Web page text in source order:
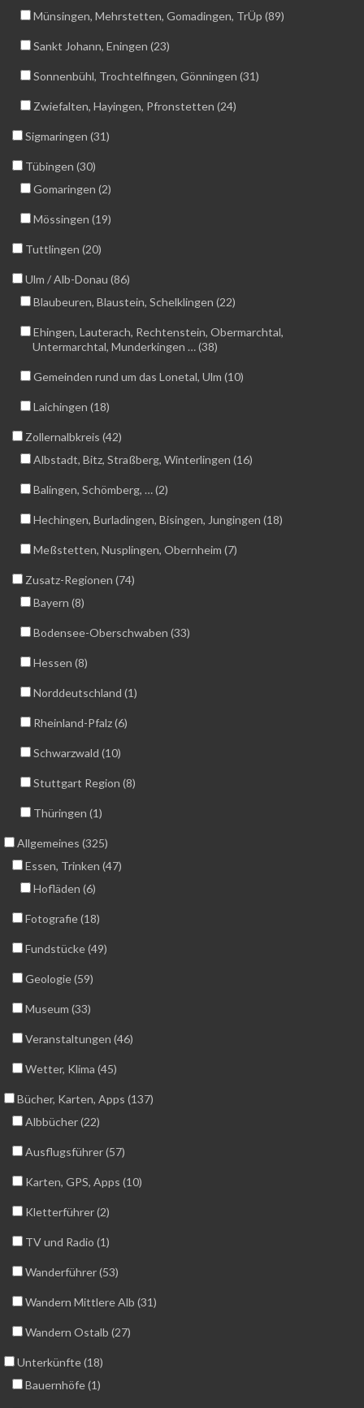
Münsingen, Mehrstetten, Gomadingen, TrÜp (89)
Sankt Johann, Eningen (23)
Sonnenbühl, Trochtelfingen, Gönningen (31)
Zwiefalten, Hayingen, Pfronstetten (24)
Sigmaringen (31)
Tübingen (30)
Gomaringen (2)
Mössingen (19)
Tuttlingen (20)
Ulm / Alb-Donau (86)
Blaubeuren, Blaustein, Schelklingen (22)
Ehingen, Lauterach, Rechtenstein, Obermarchtal,
Untermarchtal, Munderkingen … (38)
Gemeinden rund um das Lonetal, Ulm (10)
Laichingen (18)
Zollernalbkreis (42)
Albstadt, Bitz, Straßberg, Winterlingen (16)
Balingen, Schömberg, … (2)
Hechingen, Burladingen, Bisingen, Jungingen (18)
Meßstetten, Nusplingen, Obernheim (7)
Zusatz-Regionen (74)
Bayern (8)
Bodensee-Oberschwaben (33)
Hessen (8)
Norddeutschland (1)
Rheinland-Pfalz (6)
Schwarzwald (10)
Stuttgart Region (8)
Thüringen (1)
Allgemeines (325)
Essen, Trinken (47)
Hofläden (6)
Fotografie (18)
Fundstücke (49)
Geologie (59)
Museum (33)
Veranstaltungen (46)
Wetter, Klima (45)
Bücher, Karten, Apps (137)
Albbücher (22)
Ausflugsführer (57)
Karten, GPS, Apps (10)
Kletterführer (2)
TV und Radio (1)
Wanderführer (53)
Wandern Mittlere Alb (31)
Wandern Ostalb (27)
Unterkünfte (18)
Bauernhöfe (1)